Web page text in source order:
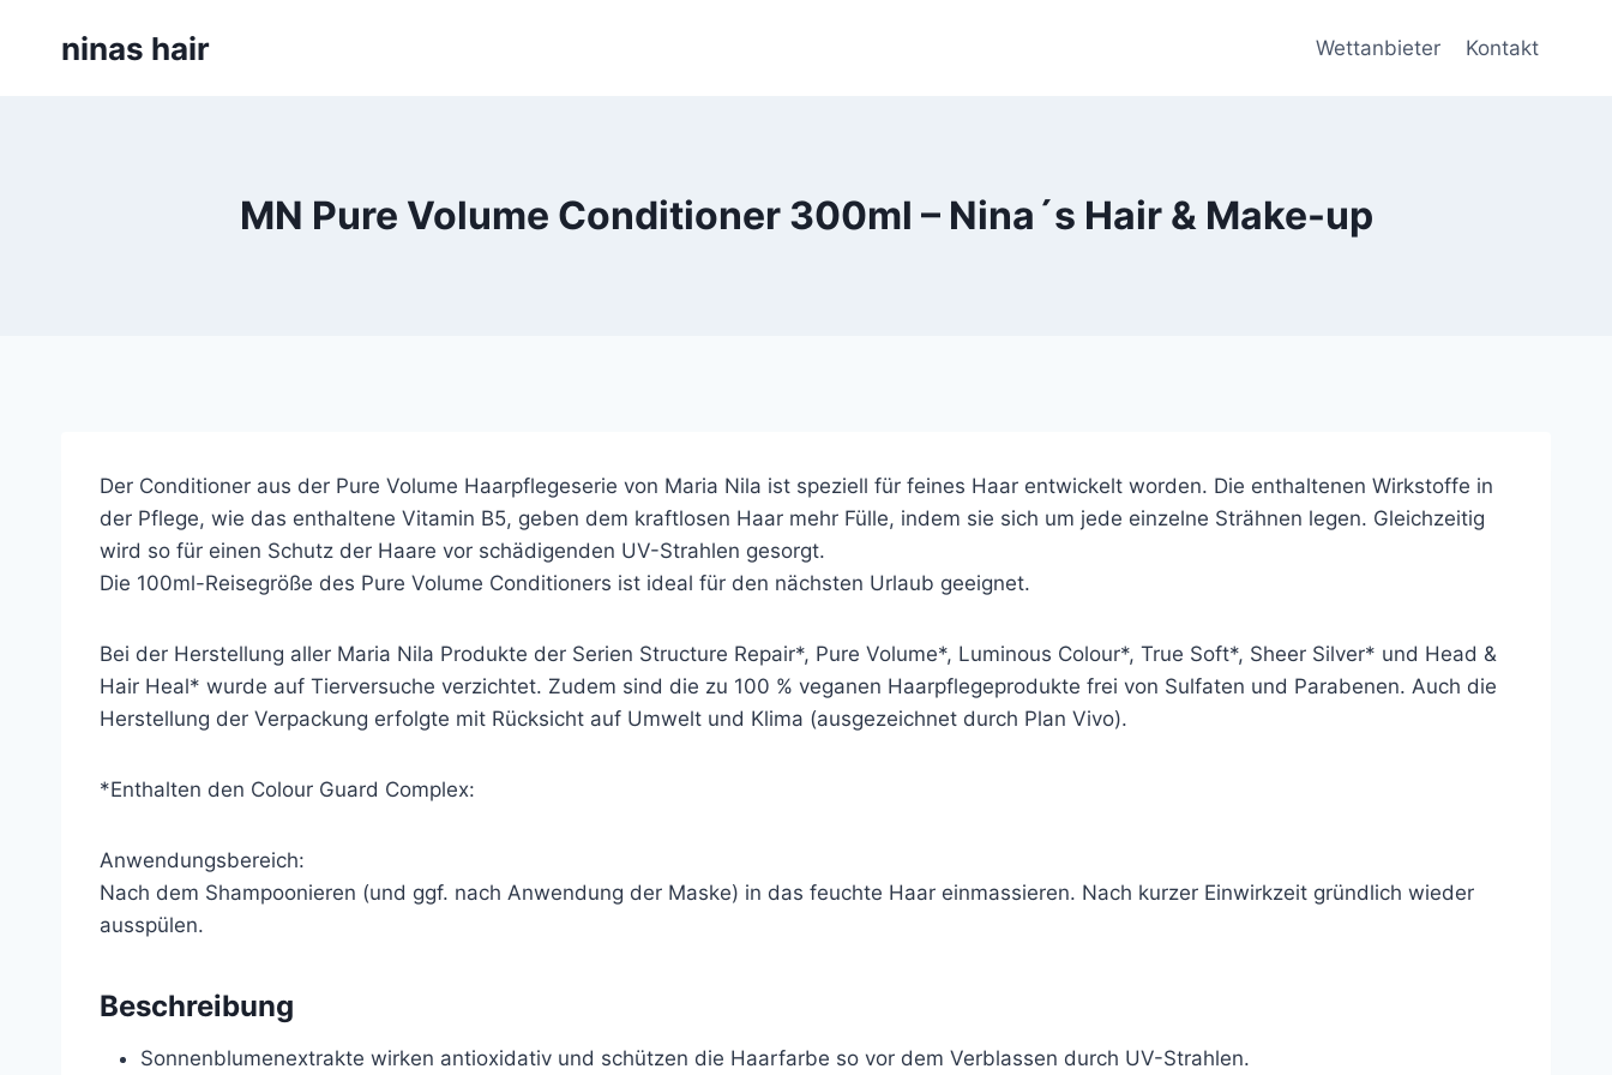
ninas hair Wettanbieter Kontakt
MN Pure Volume Conditioner 300ml – Nina´s Hair & Make-up
Der Conditioner aus der Pure Volume Haarpflegeserie von Maria Nila ist speziell für feines Haar entwickelt worden. Die enthaltenen Wirkstoffe in
der Pflege, wie das enthaltene Vitamin B5, geben dem kraftlosen Haar mehr Fülle, indem sie sich um jede einzelne Strähnen legen. Gleichzeitig
wird so für einen Schutz der Haare vor schädigenden UV-Strahlen gesorgt.
Die 100ml-Reisegröße des Pure Volume Conditioners ist ideal für den nächsten Urlaub geeignet.
Bei der Herstellung aller Maria Nila Produkte der Serien Structure Repair*, Pure Volume*, Luminous Colour*, True Soft*, Sheer Silver* und Head &
Hair Heal* wurde auf Tierversuche verzichtet. Zudem sind die zu 100 % veganen Haarpflegeprodukte frei von Sulfaten und Parabenen. Auch die
Herstellung der Verpackung erfolgte mit Rücksicht auf Umwelt und Klima (ausgezeichnet durch Plan Vivo).
*Enthalten den Colour Guard Complex:
Anwendungsbereich:
Nach dem Shampoonieren (und ggf. nach Anwendung der Maske) in das feuchte Haar einmassieren. Nach kurzer Einwirkzeit gründlich wieder
ausspülen.
Beschreibung
Sonnenblumenextrakte wirken antioxidativ und schützen die Haarfarbe so vor dem Verblassen durch UV-Strahlen.